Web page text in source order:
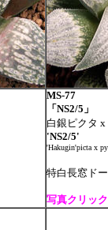
MS-77
「NS2/5」
白銀ピクタ
'NS2/5'
'Hakugin'picta x
特白長窓ド
写真クリック